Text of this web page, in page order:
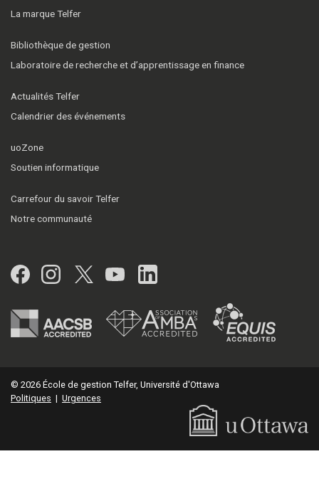
La marque Telfer
Bibliothèque de gestion
Laboratoire de recherche et d’apprentissage en finance
Actualités Telfer
Calendrier des événements
uoZone
Soutien informatique
Carrefour du savoir Telfer
Notre communauté
Facebook
Instagram
Twitter
YouTubeLinkedIn
© 2026 École de gestion Telfer, Université d'Ottawa
Politiques | Urgences